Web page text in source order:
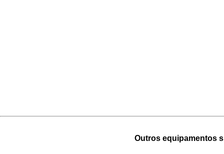
Outros equipamentos